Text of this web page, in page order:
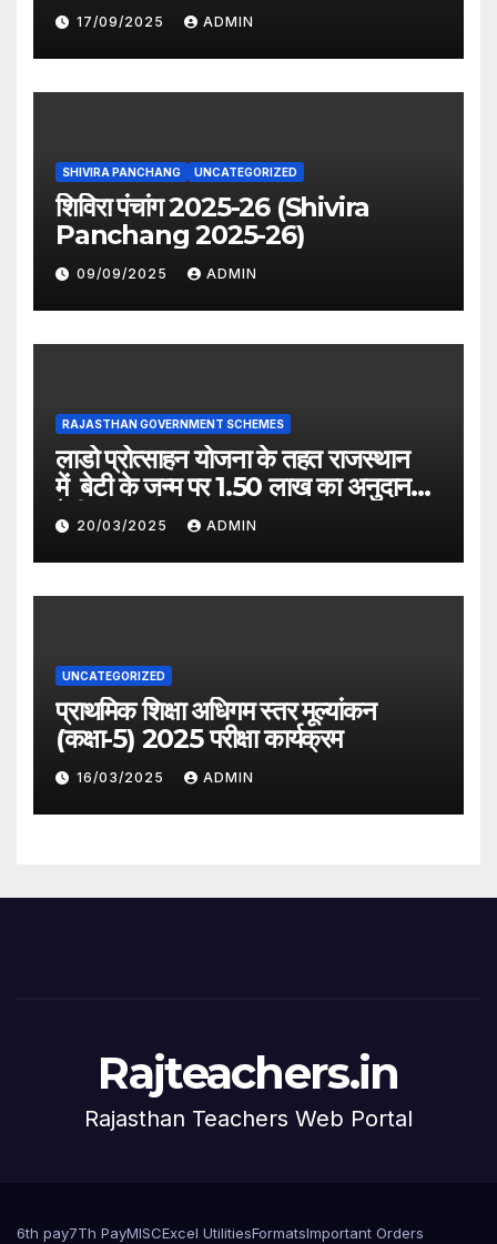
period distribution)
17/09/2025 ADMIN
SHIVIRA PANCHANG UNCATEGORIZED
शिविरा पंचांग 2025-26 (Shivira
Panchang 2025-26)
09/09/2025 ADMIN
RAJASTHAN GOVERNMENT SCHEMES
लाडो प्रोत्साहन योजना के तहत राजस्थान
में बेटी के जन्म पर 1.50 लाख का अनुदान
देगी सरकार
20/03/2025 ADMIN
UNCATEGORIZED
प्राथमिक शिक्षा अधिगम स्तर मूल्यांकन
(कक्षा-5) 2025 परीक्षा कार्यक्रम
16/03/2025 ADMIN
Rajteachers.in
Rajasthan Teachers Web Portal
6th pay7Th PayMISCExcel UtilitiesFormatsImportant Orders